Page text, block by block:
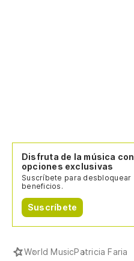
Disfruta de la música con
opciones exclusivas
Suscríbete para desbloquear
beneficios.
Suscríbete
World MusicPatricia Faria